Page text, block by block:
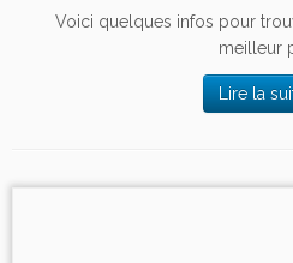
Voici quelques infos pour
meilleur
Lire la